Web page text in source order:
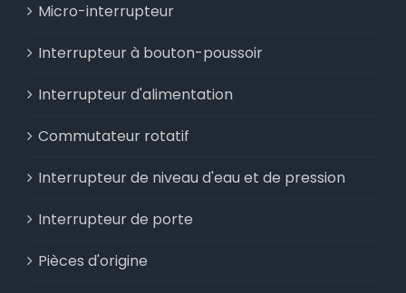
Micro-interrupteur
Interrupteur à bouton-poussoir
Interrupteur d'alimentation
Commutateur rotatif
Interrupteur de niveau d'eau et de pression
Interrupteur de porte
Pièces d'origine